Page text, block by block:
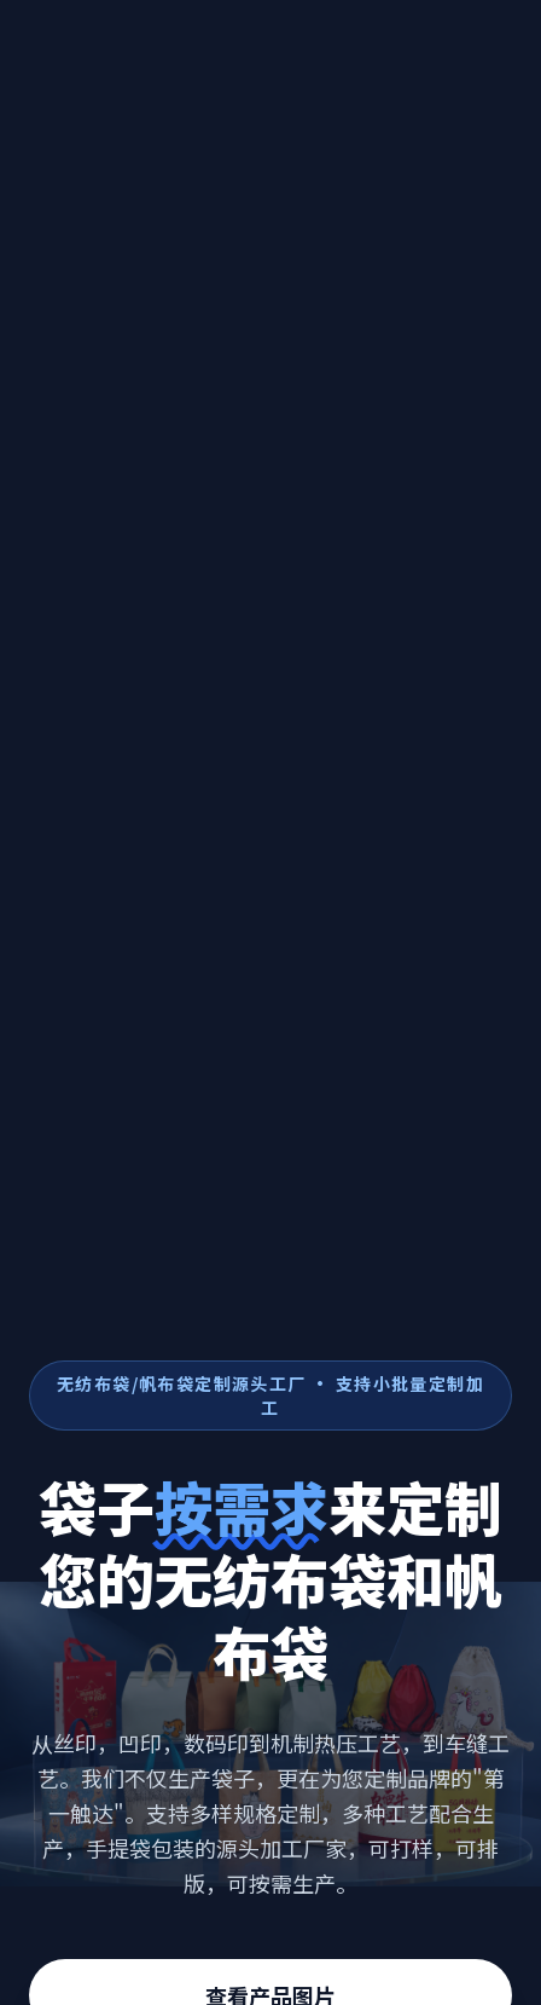
无纺布袋/帆布袋定制源头工厂 · 支持小批量定制加
工
袋子按需求来定制
您的无纺布袋和帆
布袋
从丝印，凹印，数码印到机制热压工艺，到车缝工
艺。我们不仅生产袋子，更在为您定制品牌的"第
一触达"。支持多样规格定制，多种工艺配合生
产，手提袋包装的源头加工厂家，可打样，可排
版，可按需生产。
查看产品图片